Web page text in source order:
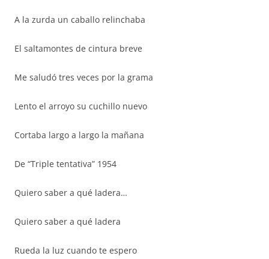
A la zurda un caballo relinchaba
El saltamontes de cintura breve
Me saludó tres veces por la grama
Lento el arroyo su cuchillo nuevo
Cortaba largo a largo la mañana
De “Triple tentativa” 1954
Quiero saber a qué ladera…
Quiero saber a qué ladera
Rueda la luz cuando te espero